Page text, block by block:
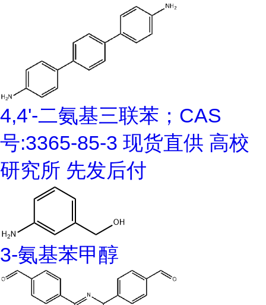
4,4'-二氨基三联苯；CAS
号:3365-85-3 现货直供 高校
研究所 先发后付
3-氨基苯甲醇